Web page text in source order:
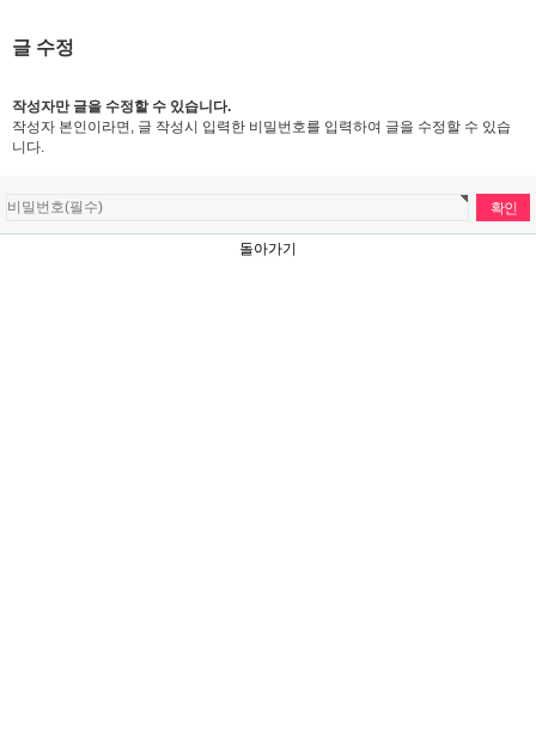
글 수정
작성자만 글을 수정할 수 있습니다.
작성자 본인이라면, 글 작성시 입력한 비밀번호를 입력하여 글을 수정할 수 있습
니다.
돌아가기